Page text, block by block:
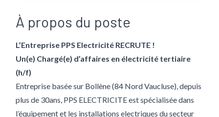
À propos du poste
L’Entreprise PPS Electricité RECRUTE !
Un(e) Chargé(e) d’affaires en électricité tertiaire
(h/f)
Entreprise basée sur Bollène (84 Nord Vaucluse), depuis
plus de 30ans, PPS ELECTRICITE est spécialisée dans
l’équipement et les installations electriques du secteur